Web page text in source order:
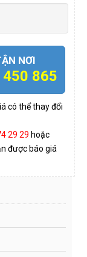
NƠI
865
có thể thay đổi
29 29 hoặc
được báo giá